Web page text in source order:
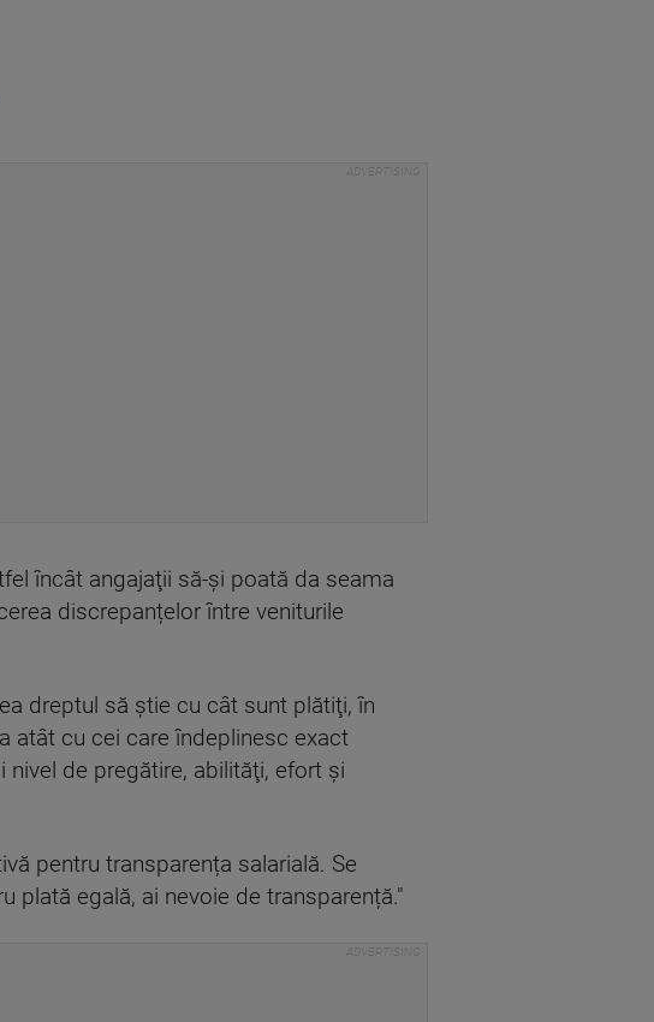
încât angajaţii să-şi poată da seama
discrepanțelor între veniturile
dreptul să ştie cu cât sunt plătiţi, în
atât cu cei care îndeplinesc exact
de pregătire, abilităţi, efort şi
pentru transparența salarială. Se
plată egală, ai nevoie de transparență."